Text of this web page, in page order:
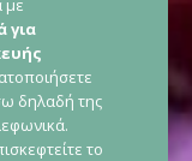
με
για
δηλαδή της
το